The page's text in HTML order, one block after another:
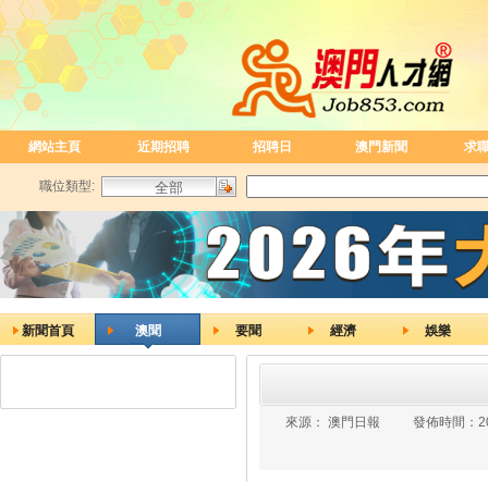
網站主頁 近期招聘 招聘日 澳門新聞 求
職位類型:
新聞首頁 澳聞 要聞 經濟 娛樂
來源： 澳門日報 發佈時間：